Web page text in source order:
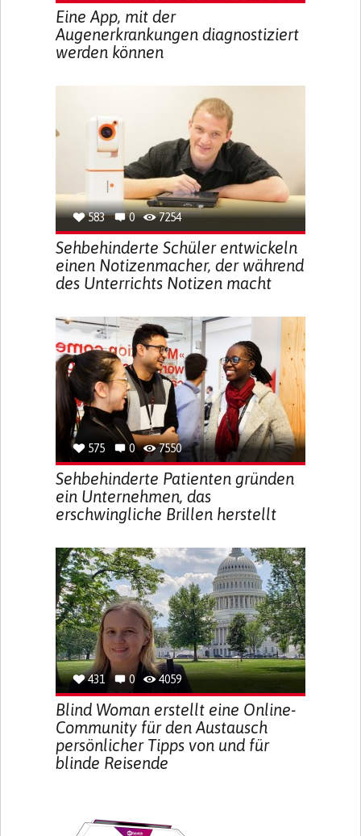
Eine App, mit der
Augenerkrankungen diagnostiziert
werden können
583 0 7254
Sehbehinderte Schüler entwickeln
einen Notizenmacher, der während
des Unterrichts Notizen macht
575 0 7550
Sehbehinderte Patienten gründen
ein Unternehmen, das
erschwingliche Brillen herstellt
431 0 4059
Blind Woman erstellt eine Online-
Community für den Austausch
persönlicher Tipps von und für
blinde Reisende